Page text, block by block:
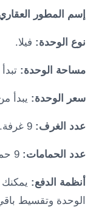
إسم المطور
نوع الوحدة: فيلا.
مساحة الوحدة:تبدأ من
سعر الوحدة: يبدأ من 36,000,000
عدد الغرف: 9 غرفة.
عدد الحمامات: 9 حمام.
أنظمة الدفع:
الوحدة وتقسيط باقي